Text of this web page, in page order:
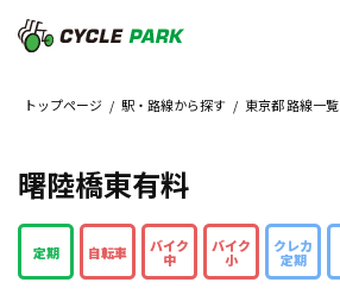
トップページ / 駅・路線から探す / 東京都 路線一覧
曙陸橋東有料
定期 自転車 バイク
中
バイク
小
クレカ
定期